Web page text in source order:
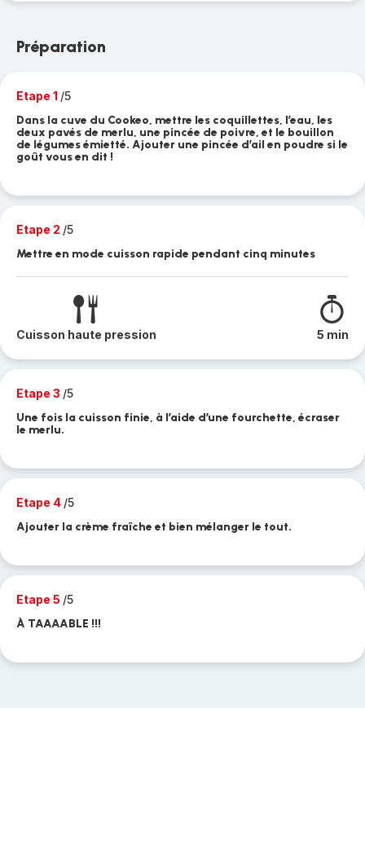
Préparation
Etape 1 /5
Dans la cuve du Cookeo, mettre les coquillettes, l’eau, les
deux pavés de merlu, une pincée de poivre, et le bouillon
de légumes émietté. Ajouter une pincée d’ail en poudre si le
goût vous en dit !
Etape 2 /5
Mettre en mode cuisson rapide pendant cinq minutes
Cuisson haute pression 5 min
Etape 3 /5
Une fois la cuisson finie, à l’aide d’une fourchette, écraser
le merlu.
Etape 4 /5
Ajouter la crème fraîche et bien mélanger le tout.
Etape 5 /5
À TAAAABLE !!!